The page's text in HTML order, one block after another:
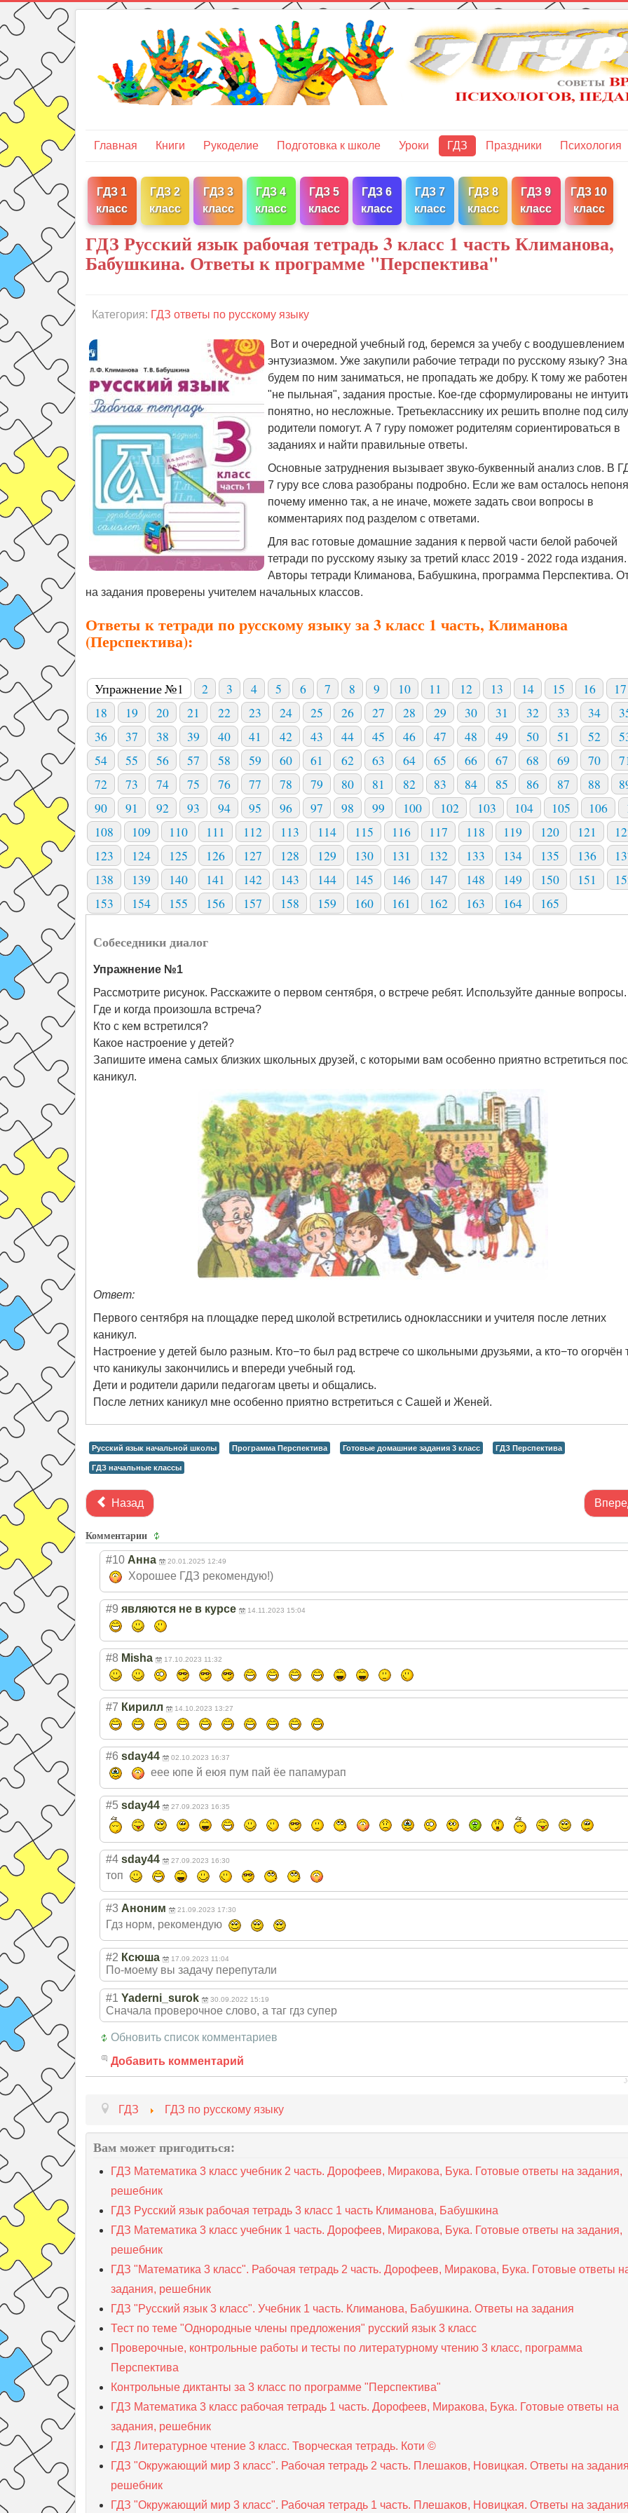
Главная Книги Рукоделие Подготовка к школе Уроки ГДЗ Праздники Психология
ГДЗ 1
класс
ГДЗ 2
класс
ГДЗ 3
класс
ГДЗ 4
класс
ГДЗ 5
класс
ГДЗ 6
класс
ГДЗ 7
класс
ГДЗ 8
класс
ГДЗ 9
класс
ГДЗ 10
класс
ГДЗ Русский язык рабочая тетрадь 3 класс 1 часть Климанова,
Бабушкина. Ответы к программе "Перспектива"
Категория: ГДЗ ответы по русскому языку
Вот и очередной учебный год, беремся за учебу с воодушевлением
энтузиазмом. Уже закупили рабочие тетради по русскому языку?
будем по ним заниматься, не пропадать же добру. К тому же
"не пыльная", задания простые. Кое-где сформулированы не
понятно, но несложные. Третьекласснику их решить вполне под
родители помогут. А 7 гуру поможет родителям сориентироваться в
заданиях и найти правильные ответы.
Основные затруднения вызывает звуко-буквенный анализ слов. В
7 гуру все слова разобраны подробно. Если же вам осталось
почему именно так, а не иначе, можете задать свои вопросы в
комментариях под разделом с ответами.
Для вас готовые домашние задания к первой части белой рабочей
тетради по русскому языку за третий класс 2019 - 2022 года издания.
Авторы тетради Климанова, Бабушкина, программа Перспектива.
на задания проверены учителем начальных классов.
Ответы к тетради по русскому языку за 3 класс 1 часть, Климанова
(Перспектива):
Упражнение №1 2 3 4 5 6 7 8 9 10 11 12 13 14 15 16
17
18
19 20 21 22 23 24 25 26 27 28 29 30 31 32 33 34
36
37 38 39 40 41 42 43 44 45 46 47 48 49 50 51 52
54
55 56 57 58 59 60 61 62 63 64 65 66 67 68 69 70
72
73 74 75 76 77 78 79 80 81 82 83 84 85 86 87 88
90
91 92 93 94 95 96 97 98 99 100 102 103 104 105 106
108
109 110 111 112 113 114 115 116 117 118 119 120 121
123
124 125 126 127 128 129 130 131 132 133 134 135 136
138
139 140 141 142 143 144 145 146 147 148 149 150 151
153
154 155 156 157 158 159 160 161 162 163 164 165
Собеседники диалог
Упражнение №1
Рассмотрите рисунок. Расскажите о первом сентября, о встрече ребят. Используйте данные вопросы.
Где и когда произошла встреча?
Кто с кем встретился?
Какое настроение у детей?
Запишите имена самых близких школьных друзей, с которыми вам особенно приятно встретиться
каникул.
Ответ:
Первого сентября на площадке перед школой встретились одноклассники и учителя после летних
каникул.
Настроение у детей было разным. Кто−то был рад встрече со школьными друзьями, а кто−то огорчён
что каникулы закончились и впереди учебный год.
Дети и родители дарили педагогам цветы и общались.
После летних каникул мне особенно приятно встретиться с Сашей и Женей.
Русский язык начальной школы Программа Перспектива Готовые домашние задания 3 класс ГДЗ Перспектива
ГДЗ начальные классы
Назад
Комментарии
#10 Анна 20.01.2025 12:49
Хорошее ГДЗ рекомендую!)
#9 являются не в курсе 14.11.2023 15:04
#8 Misha 17.10.2023 11:32
#7 Кирилл 14.10.2023 13:27
#6 sday44 02.10.2023 16:37
еее юпе й еюя пум пай ёе папамурап
#5 sday44 27.09.2023 16:35
#4 sday44 27.09.2023 16:30
топ
#3 Аноним 21.09.2023 17:30
Гдз норм, рекомендую
#2 Ксюша 17.09.2023 11:04
По-моему вы задачу перепутали
#1 Yaderni_surok 30.09.2022 15:19
Сначала проверочное слово, а таг гдз супер
Обновить список комментариев
Добавить комментарий
ГДЗ ГДЗ по русскому языку
Вам может пригодиться:
ГДЗ Математика 3 класс учебник 2 часть. Дорофеев, Миракова, Бука. Готовые ответы на задания,
решебник
ГДЗ Русский язык рабочая тетрадь 3 класс 1 часть Климанова, Бабушкина
ГДЗ Математика 3 класс учебник 1 часть. Дорофеев, Миракова, Бука. Готовые ответы на задания,
решебник
ГДЗ "Математика 3 класс". Рабочая тетрадь 2 часть. Дорофеев, Миракова, Бука. Готовые ответы
задания, решебник
ГДЗ "Русский язык 3 класс". Учебник 1 часть. Климанова, Бабушкина. Ответы на задания
Тест по теме "Однородные члены предложения" русский язык 3 класс
Проверочные, контрольные работы и тесты по литературному чтению 3 класс, программа
Перспектива
Контрольные диктанты за 3 класс по программе "Перспектива"
ГДЗ Математика 3 класс рабочая тетрадь 1 часть. Дорофеев, Миракова, Бука. Готовые ответы на
задания, решебник
ГДЗ Литературное чтение 3 класс. Творческая тетрадь. Коти ©
ГДЗ "Окружающий мир 3 класс". Рабочая тетрадь 2 часть. Плешаков, Новицкая. Ответы на
решебник
ГДЗ "Окружающий мир 3 класс". Рабочая тетрадь 1 часть. Плешаков, Новицкая. Ответы на